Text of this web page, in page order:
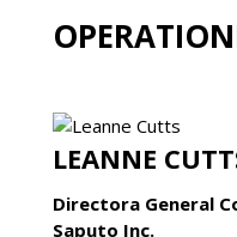
LEANNE
Directora General
Saputo Inc.